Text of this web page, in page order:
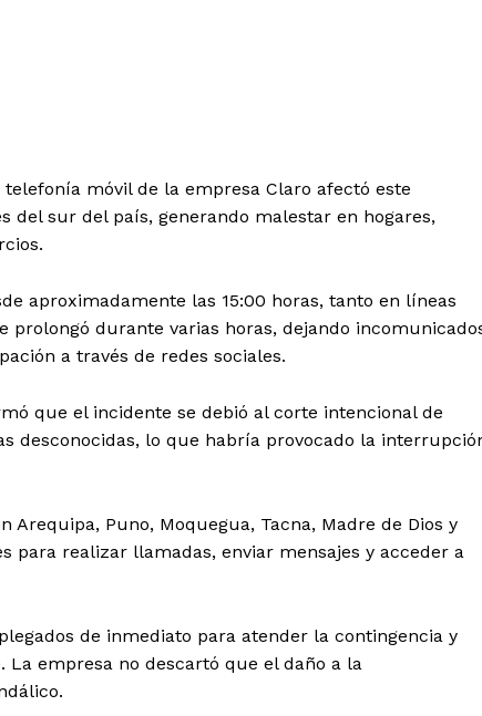
móvil de la empresa Claro afectó este
del sur del país, generando malestar en hogares,
aproximadamente las 15:00 horas, tanto en líneas
prolongó durante varias horas, dejando
a través de redes sociales.
que el incidente se debió al corte intencional de
desconocidas, lo que habría provocado la
Puno, Moquegua, Tacna, Madre de Dios y
para realizar llamadas, enviar mensajes y acceder a
de inmediato para atender la contingencia y
empresa no descartó que el daño a la